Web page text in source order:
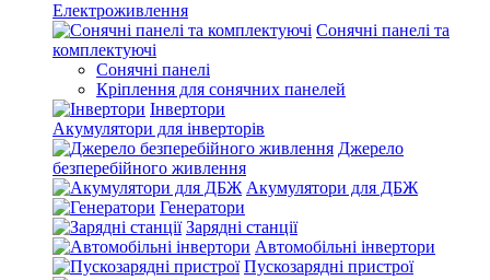
Електроживлення
Сонячні панелі та
комплектуючі
Сонячні панелі
Кріплення для сонячних панелей
Інвертори
Акумулятори для інверторів
Джерело
безперебійного живлення
Акумулятори для ДБЖ
Генератори
Зарядні станції
Автомобільні інвертори
Пускозарядні пристрої